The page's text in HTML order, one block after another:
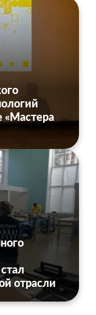
«Мастера
отрасли